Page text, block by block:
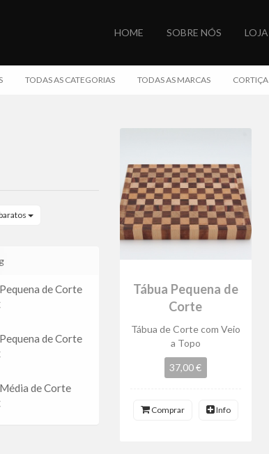
HOME SOBRE NÓS LOJA
TODAS AS CATEGORIAS TODAS AS MARCAS CORTIÇA
de Corte
de Corte
de Corte
Tábua Pequena de
Corte
Tábua de Corte com Veio
a Topo
37,00 €
Comprar Info